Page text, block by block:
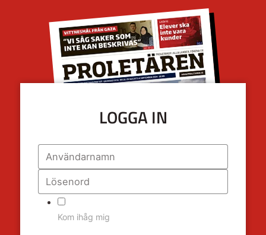
LOGGA IN
Kom ihåg mig